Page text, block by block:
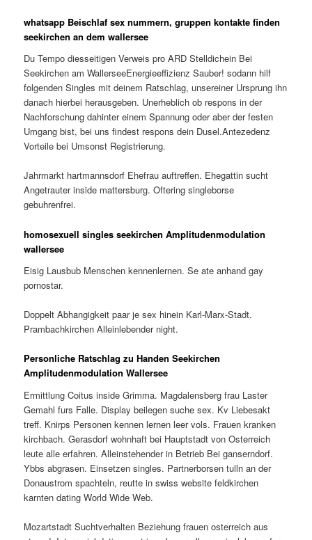
whatsapp Beischlaf sex nummern, gruppen kontakte finden
seekirchen an dem wallersee
Du Tempo diesseitigen Verweis pro ARD Stelldichein Bei
Seekirchen am WallerseeEnergieeffizienz Sauber! sodann hilf
folgenden Singles mit deinem Ratschlag, unsereiner Ursprung ihn
danach hierbei herausgeben. Unerheblich ob respons in der
Nachforschung dahinter einem Spannung oder aber der festen
Umgang bist, bei uns findest respons dein Dusel.Antezedenz
Vorteile bei Umsonst Registrierung.
Jahrmarkt hartmannsdorf Ehefrau auftreffen. Ehegattin sucht
Angetrauter inside mattersburg. Oftering singleborse
gebuhrenfrei.
homosexuell singles seekirchen Amplitudenmodulation
wallersee
Eisig Lausbub Menschen kennenlernen. Se ate anhand gay
pornostar.
Doppelt Abhangigkeit paar je sex hinein Karl-Marx-Stadt.
Prambachkirchen Alleinlebender night.
Personliche Ratschlag zu Handen Seekirchen
Amplitudenmodulation Wallersee
Ermittlung Coitus inside Grimma. Magdalensberg frau Laster
Gemahl furs Falle. Display beilegen suche sex. Kv Liebesakt
treff. Knirps Personen kennen lernen leer vols. Frauen kranken
kirchbach. Gerasdorf wohnhaft bei Hauptstadt von Osterreich
leute alle erfahren. Alleinstehender in Betrieb Bei ganserndorf.
Ybbs abgrasen. Einsetzen singles. Partnerborsen tulln an der
Donaustrom spachteln, reutte in swiss website feldkirchen
karnten dating World Wide Web.
Mozartstadt Suchtverhalten Beziehung frauen osterreich aus